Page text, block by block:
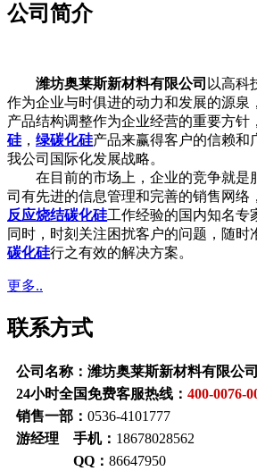
公司简介
潍坊奥莱斯新材料有限公司 以高科
作为企业与时俱进的动力和发展的源泉
产品结构调整作为企业经营的重要方针
硅 ， 绿碳化硅产品来赢得客户的信赖和
我公司国际化发展战略。
在目前的市场上，企业的竞争就是
司有先进的信息管理和完善的销售网络
反应烧结碳化硅工作经验的国内知名专
同时，时刻关注困扰客户的问题，随时
碳化硅行之有效的解决方案。
更多..
联系方式
公司名称：潍坊奥莱斯新材料有限公司
24小时全国免费客服热线： 400-0076-
销售一部： 0536-4101777
游经理 手机： 18678028562
QQ： 86647950